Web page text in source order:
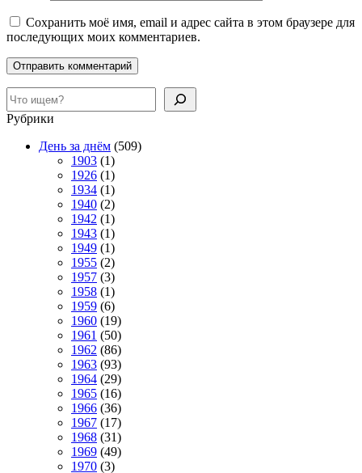
Сохранить моё имя, email и адрес сайта в этом браузере для
последующих моих комментариев.
Поиск
Рубрики
День за днём (509)
1903 (1)
1926 (1)
1934 (1)
1940 (2)
1942 (1)
1943 (1)
1949 (1)
1955 (2)
1957 (3)
1958 (1)
1959 (6)
1960 (19)
1961 (50)
1962 (86)
1963 (93)
1964 (29)
1965 (16)
1966 (36)
1967 (17)
1968 (31)
1969 (49)
1970 (3)